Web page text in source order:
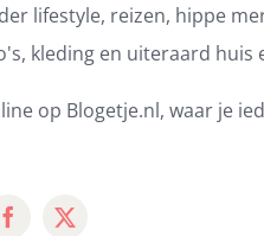
lifestyle, reizen, hippe
kleding en uiteraard huis
op Blogetje.nl, waar je